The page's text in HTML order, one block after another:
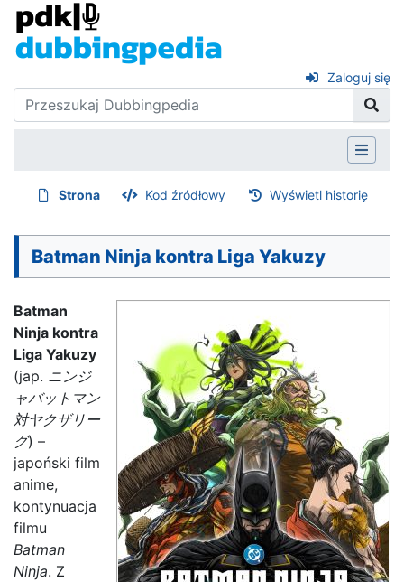
Zaloguj się
Strona Kod źródłowy Wyświetl historię
Batman Ninja kontra Liga Yakuzy
Batman
Ninja kontra
Liga Yakuzy
(jap. ニンジ
ャバットマン
対ヤクザリー
グ) –
japoński film
anime,
kontynuacja
filmu
Batman
Ninja. Z